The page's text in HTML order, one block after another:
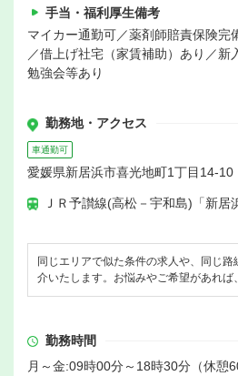
手当・福利厚生備考
マイカー通勤可／薬剤師賠責保険完
／借上げ社宅（家賃補助）あり／新
勉強会等あり
勤務地・アクセス
車通勤可
愛媛県新居浜市喜光地町1丁目14-10
ＪＲ予讃線(高松－宇和島)「新居
同じエリアで似た条件の求人や、同じ
介いたします。お悩みやご希望があれ
勤務時間
月～金:09時00分～18時30分（休憩